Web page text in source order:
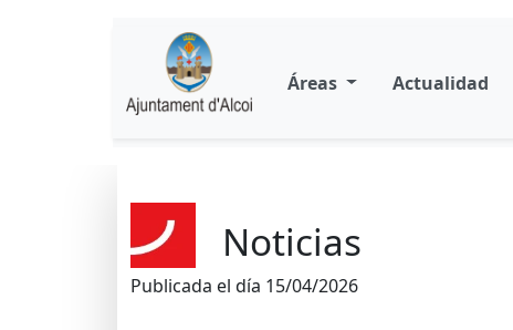
Áreas Actualidad
Noticias
Publicada el día 15/04/2026